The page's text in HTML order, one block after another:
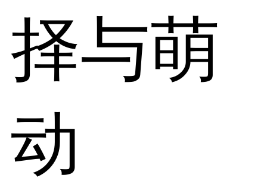
择与萌
动